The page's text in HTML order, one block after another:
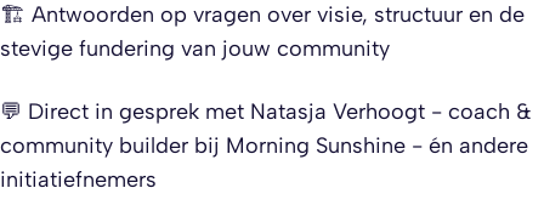
🏗️ Antwoorden op vragen over visie, structuur en de
stevige fundering van jouw community​
💬 Direct in gesprek met Natasja Verhoogt - coach &
community builder bij Morning Sunshine - én andere
initiatiefnemers​